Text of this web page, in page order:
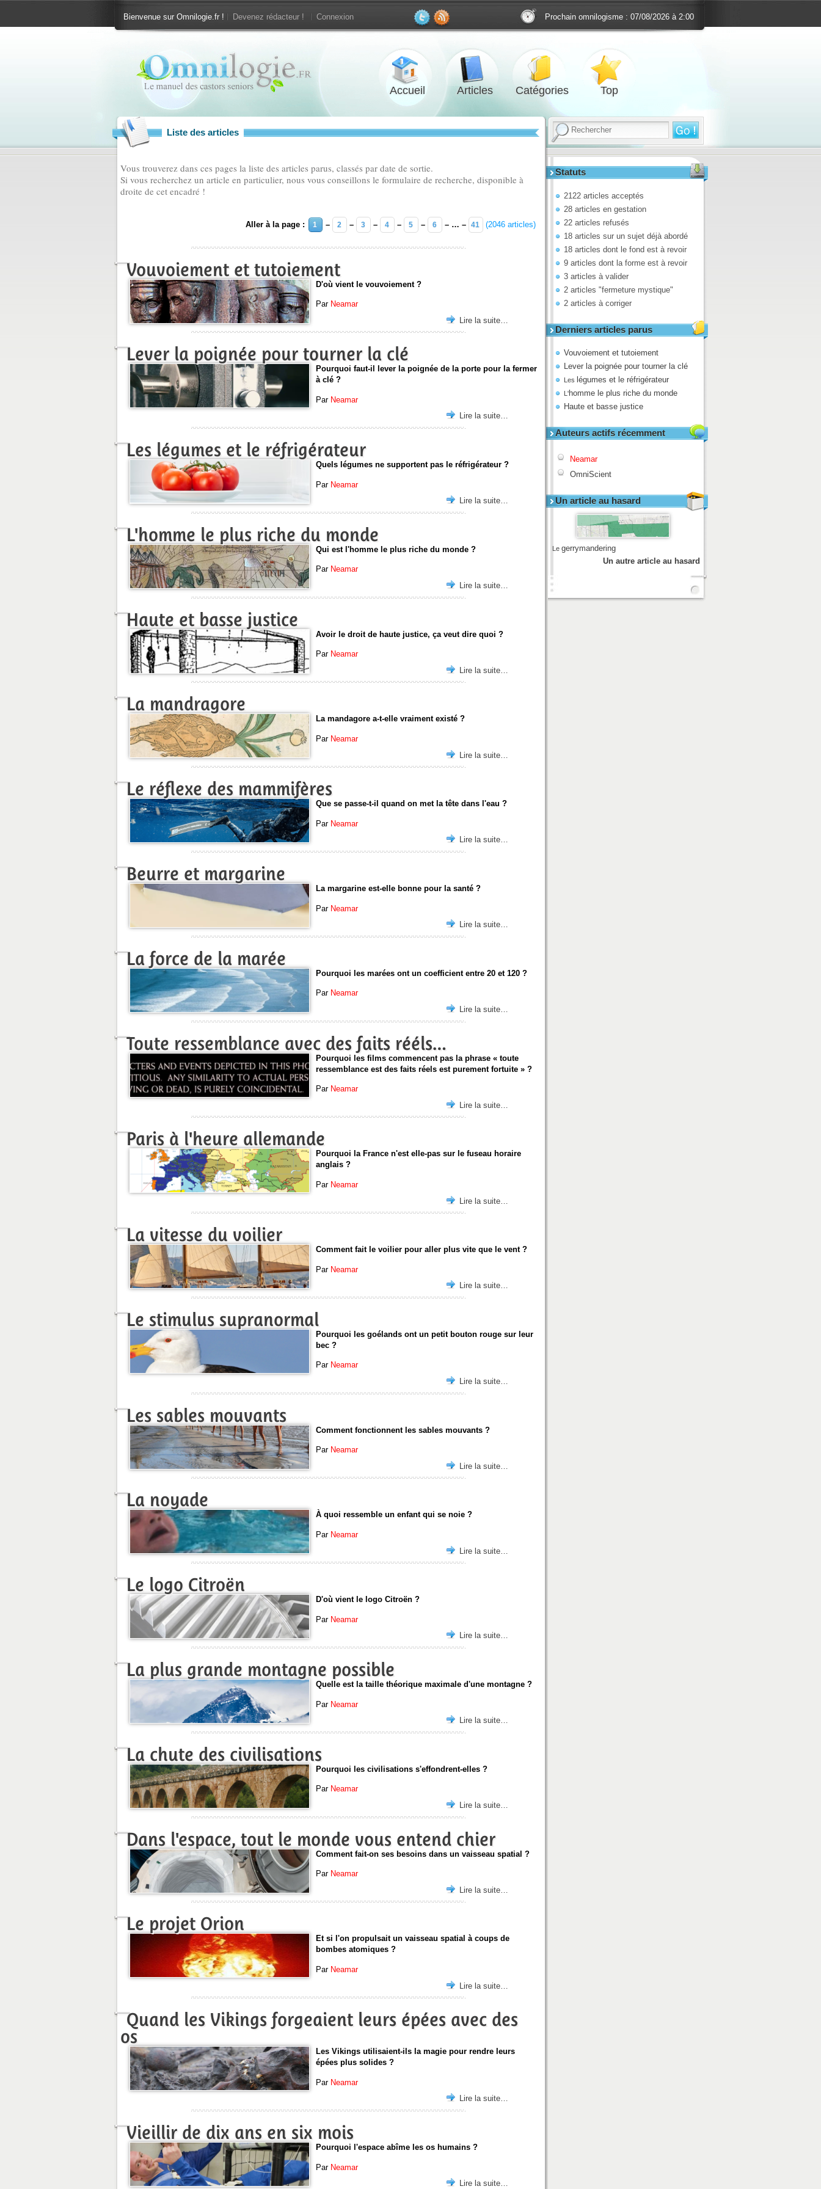
Bienvenue sur Omnilogie.fr ! Devenez rédacteur ! Connexion Prochain omnilogisme : 07/08/2026 à 2:00
Accueil Articles Catégories Top
Statuts
2122 articles acceptés
28 articles en gestation
22 articles refusés
18 articles sur un sujet déjà abordé
18 articles dont le fond est à revoir
9 articles dont la forme est à revoir
3 articles à valider
2 articles "fermeture mystique"
2 articles à corriger
Derniers articles parus
Vouvoiement et tutoiement
Lever la poignée pour tourner la clé
Les légumes et le réfrigérateur
L'homme le plus riche du monde
Haute et basse justice
Auteurs actifs récemment
Neamar
OmniScient
Un article au hasard
Le gerrymandering
Un autre article au hasard
Liste des articles
Vous trouverez dans ces pages la liste des articles parus, classés par date de sortie.
Si vous recherchez un article en particulier, nous vous conseillons le formulaire de recherche, disponible à
droite de cet encadré !
Aller à la page : 1 – 2 – 3 – 4 – 5 – 6 – … – 41 (2046 articles)
Vouvoiement et tutoiement
D'où vient le vouvoiement ?
Par Neamar
Lire la suite…
Lever la poignée pour tourner la clé
Pourquoi faut-il lever la poignée de la porte pour la fermer
à clé ?
Par Neamar
Lire la suite…
Les légumes et le réfrigérateur
Quels légumes ne supportent pas le réfrigérateur ?
Par Neamar
Lire la suite…
L'homme le plus riche du monde
Qui est l'homme le plus riche du monde ?
Par Neamar
Lire la suite…
Haute et basse justice
Avoir le droit de haute justice, ça veut dire quoi ?
Par Neamar
Lire la suite…
La mandragore
La mandagore a-t-elle vraiment existé ?
Par Neamar
Lire la suite…
Le réflexe des mammifères
Que se passe-t-il quand on met la tête dans l'eau ?
Par Neamar
Lire la suite…
Beurre et margarine
La margarine est-elle bonne pour la santé ?
Par Neamar
Lire la suite…
La force de la marée
Pourquoi les marées ont un coefficient entre 20 et 120 ?
Par Neamar
Lire la suite…
Toute ressemblance avec des faits rééls…
Pourquoi les films commencent pas la phrase « toute
ressemblance est des faits réels est purement fortuite » ?
Par Neamar
Lire la suite…
Paris à l'heure allemande
Pourquoi la France n'est elle-pas sur le fuseau horaire
anglais ?
Par Neamar
Lire la suite…
La vitesse du voilier
Comment fait le voilier pour aller plus vite que le vent ?
Par Neamar
Lire la suite…
Le stimulus supranormal
Pourquoi les goélands ont un petit bouton rouge sur leur
bec ?
Par Neamar
Lire la suite…
Les sables mouvants
Comment fonctionnent les sables mouvants ?
Par Neamar
Lire la suite…
La noyade
À quoi ressemble un enfant qui se noie ?
Par Neamar
Lire la suite…
Le logo Citroën
D'où vient le logo Citroën ?
Par Neamar
Lire la suite…
La plus grande montagne possible
Quelle est la taille théorique maximale d'une montagne ?
Par Neamar
Lire la suite…
La chute des civilisations
Pourquoi les civilisations s'effondrent-elles ?
Par Neamar
Lire la suite…
Dans l'espace, tout le monde vous entend chier
Comment fait-on ses besoins dans un vaisseau spatial ?
Par Neamar
Lire la suite…
Le projet Orion
Et si l'on propulsait un vaisseau spatial à coups de
bombes atomiques ?
Par Neamar
Lire la suite…
Quand les Vikings forgeaient leurs épées avec des
os
Les Vikings utilisaient-ils la magie pour rendre leurs
épées plus solides ?
Par Neamar
Lire la suite…
Vieillir de dix ans en six mois
Pourquoi l'espace abîme les os humains ?
Par Neamar
Lire la suite…